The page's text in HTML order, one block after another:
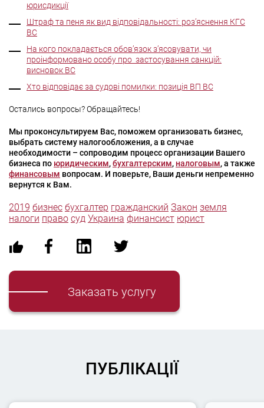
юрисдикції
Штраф та пеня як вид відповідальності: роз’яснення КГС
ВС
На кого покладається обов’язок з’ясовувати, чи
проінформовано особу про застосування санкцій:
висновок ВС
Хто відповідає за судові помилки: позиція ВП ВС
Остались вопросы? Обращайтесь!
Мы проконсультируем Вас, поможем организовать бизнес,
выбрать систему налогообложения, а в случае
необходимости – сопроводим процесс организации Вашего
бизнеса по юридическим,бухгалтерским, налоговым, а также
финансовым вопросам. И поверьте, Ваши деньги непременно
вернутся к Вам.
2019 бизнес бухгалтер гражданский Закон земля
налоги право суд Украина финансист юрист
Заказать услугу
ПУБЛІКАЦІЇ